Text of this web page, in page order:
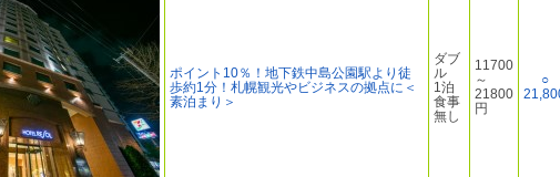
ポイント10％！地下鉄中島公園駅より徒
歩約1分！札幌観光やビジネスの拠点に＜
素泊まり＞
ダブ
ル
1泊
食事
無し
11700
～
21800
円
○